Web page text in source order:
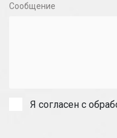
Сообщение
Я согласен с